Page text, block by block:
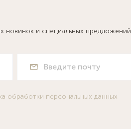
новинок и специальных предложений
обработки персональных данных